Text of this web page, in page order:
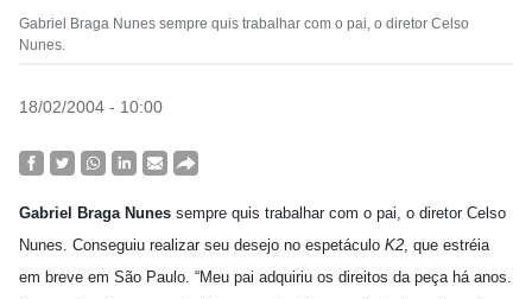
Gabriel Braga Nunes sempre quis trabalhar com o pai, o diretor Celso
Nunes.
18/02/2004 - 10:00
Gabriel Braga Nunes sempre quis trabalhar com o pai, o diretor Celso
Nunes. Conseguiu realizar seu desejo no espetáculo K2, que estréia
em breve em São Paulo. “Meu pai adquiriu os direitos da peça há anos.